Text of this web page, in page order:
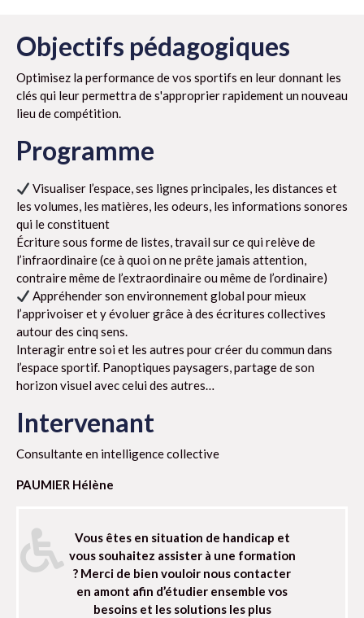
Objectifs pédagogiques
Optimisez la performance de vos sportifs en leur donnant les
clés qui leur permettra de s'approprier rapidement un nouveau
lieu de compétition.
Programme
Visualiser l’espace, ses lignes principales, les distances et
les volumes, les matières, les odeurs, les informations sonores
qui le constituent
Écriture sous forme de listes, travail sur ce qui relève de
l’infraordinaire (ce à quoi on ne prête jamais attention,
contraire même de l’extraordinaire ou même de l’ordinaire)
Appréhender son environnement global pour mieux
l’apprivoiser et y évoluer grâce à des écritures collectives
autour des cinq sens.
Interagir entre soi et les autres pour créer du commun dans
l’espace sportif. Panoptiques paysagers, partage de son
horizon visuel avec celui des autres…
Intervenant
Consultante en intelligence collective
PAUMIER Hélène
Vous êtes en situation de handicap et
vous souhaitez assister à une formation
? Merci de bien vouloir nous contacter
en amont afin d’étudier ensemble vos
besoins et les solutions les plus